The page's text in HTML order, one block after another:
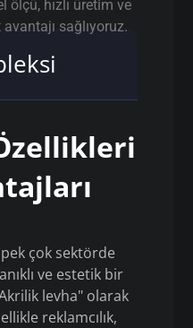
ölçü, hızlı üretim ve
sağlıyoruz.
çok sektörde
ve estetik bir
levha" olarak
reklamcılık,